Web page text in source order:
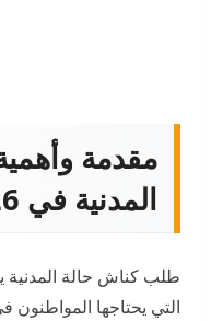
مقدمة
المدنية في 2026
طلب كناش حالة المدنية
التي يحتاجها